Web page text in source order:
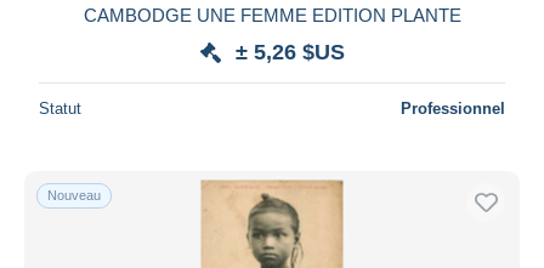
CAMBODGE UNE FEMME EDITION PLANTE
± 5,26 $US
Statut Professionnel
Nouveau